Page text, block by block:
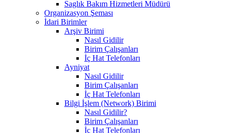
Saglık Bakım Hizmetleri Müdürü
Organizasyon Şeması
İdari Birimler
Arşiv Birimi
Nasıl Gidilir
Birim Çalışanları
İç Hat Telefonları
Ayniyat
Nasıl Gidilir
Birim Çalışanları
İç Hat Telefonları
Bilgi İşlem (Network) Birimi
Nasıl Gidilir?
Birim Çalışanları
İç Hat Telefonları